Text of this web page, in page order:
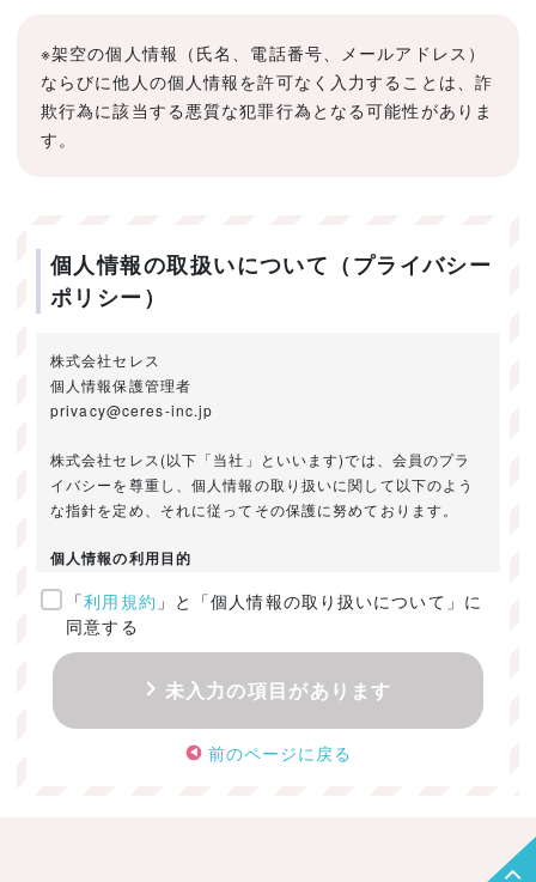
※架空の個人情報（氏名、電話番号、メールアドレス）
ならびに他人の個人情報を許可なく入力することは、詐
欺行為に該当する悪質な犯罪行為となる可能性がありま
す。
個人情報の取扱いについて（プライバシー
ポリシー）
株式会社セレス
個人情報保護管理者
privacy@ceres-inc.jp
株式会社セレス(以下「当社」といいます)では、会員のプラ
イバシーを尊重し、個人情報の取り扱いに関して以下のよう
な指針を定め、それに従ってその保護に努めております。
個人情報の利用目的
ご提供いただきました個人情報は、以下のためにのみ利用い
たします。
・お問い合わせに対する回答及び資料送付のご連絡
・当社のお客様向けサービスの提供
・本人確認
・サービスの開発・改善のための分析
「利用規約 」と「個人情報の取り扱いについて」に
同意する
未入力の項目があります
前のページに戻る